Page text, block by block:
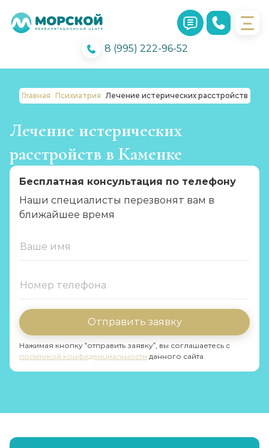
8 (995) 222-96-52
Главная Психиатрия Лечение истерических расстройств
Лечение истерических
расстройств в Каменке
Бесплатная консультация по телефону
Наши специалисты перезвонят вам в
ближайшее время
Отправить заявку
Нажимая кнопку “отправить заявку”, вы соглашаетесь с
политикой конфиденциальности данного сайта